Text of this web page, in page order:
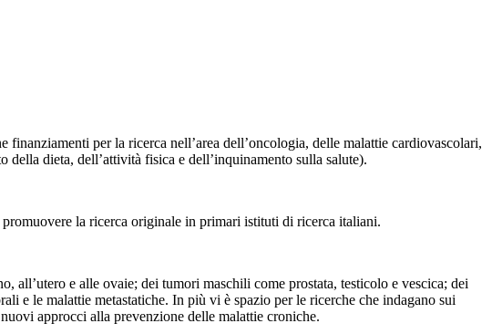
per la ricerca nell’area dell’oncologia, delle malattie cardiovascolari,
dieta, dell’attività fisica e dell’inquinamento sulla salute).
la ricerca originale in primari istituti di ricerca italiani.
all’utero e alle ovaie; dei tumori maschili come prostata, testicolo e vescica; dei
e le malattie metastatiche. In più vi è spazio per le ricerche che indagano sui
approcci alla prevenzione delle malattie croniche.